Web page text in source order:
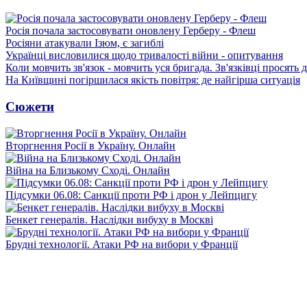
Росія почала застосовувати оновлену Герберу - Флеш
Росіяни атакували Ізюм, є загиблі
Українці висловилися щодо тривалості війни - опитування
Коли мовчить зв'язок - мовчить уся бригада. Зв'язківці просять
На Київщині погіршилася якість повітря: де найгірша ситуація
Сюжети
Вторгнення Росії в Україну. Онлайн
Війна на Близькому Сході. Онлайн
Підсумки 06.08: Санкції проти РФ і дрон у Лейпцигу
Бенкет генералів. Наслідки вибуху в Москві
Брудні технології. Атаки РФ на вибори у Франції